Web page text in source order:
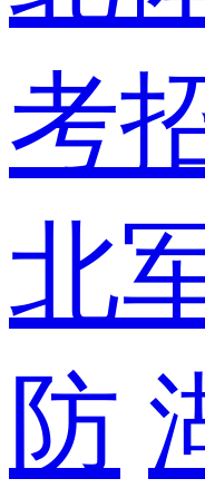
考
北
防